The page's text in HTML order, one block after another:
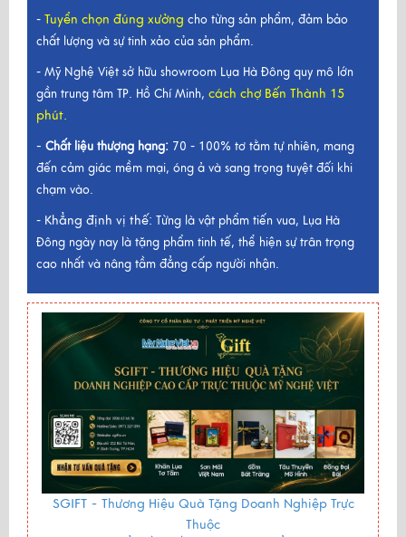
- Tuyển chọn đúng xưởng cho từng sản phẩm, đảm bảo
chất lượng và sự tinh xảo của sản phẩm.
- Mỹ Nghệ Việt sở hữu showroom Lụa Hà Đông quy mô lớn
gần trung tâm TP. Hồ Chí Minh, cách chợ Bến Thành 15
phút.
- Chất liệu thượng hạng: 70 - 100% tơ tằm tự nhiên, mang
đến cảm giác mềm mại, óng ả và sang trọng tuyệt đối khi
chạm vào.
- Khẳng định vị thế: Từng là vật phẩm tiến vua, Lụa Hà
Đông ngày nay là tặng phẩm tinh tế, thể hiện sự trân trọng
cao nhất và nâng tầm đẳng cấp người nhận.
SGIFT - Thương Hiệu Quà Tặng Doanh Nghiệp Trực
Thuộc